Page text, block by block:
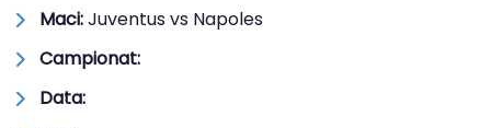
Maci:Juventus vs Napoles
Campionat:
Data: